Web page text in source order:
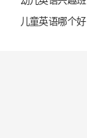
儿童英语哪个好